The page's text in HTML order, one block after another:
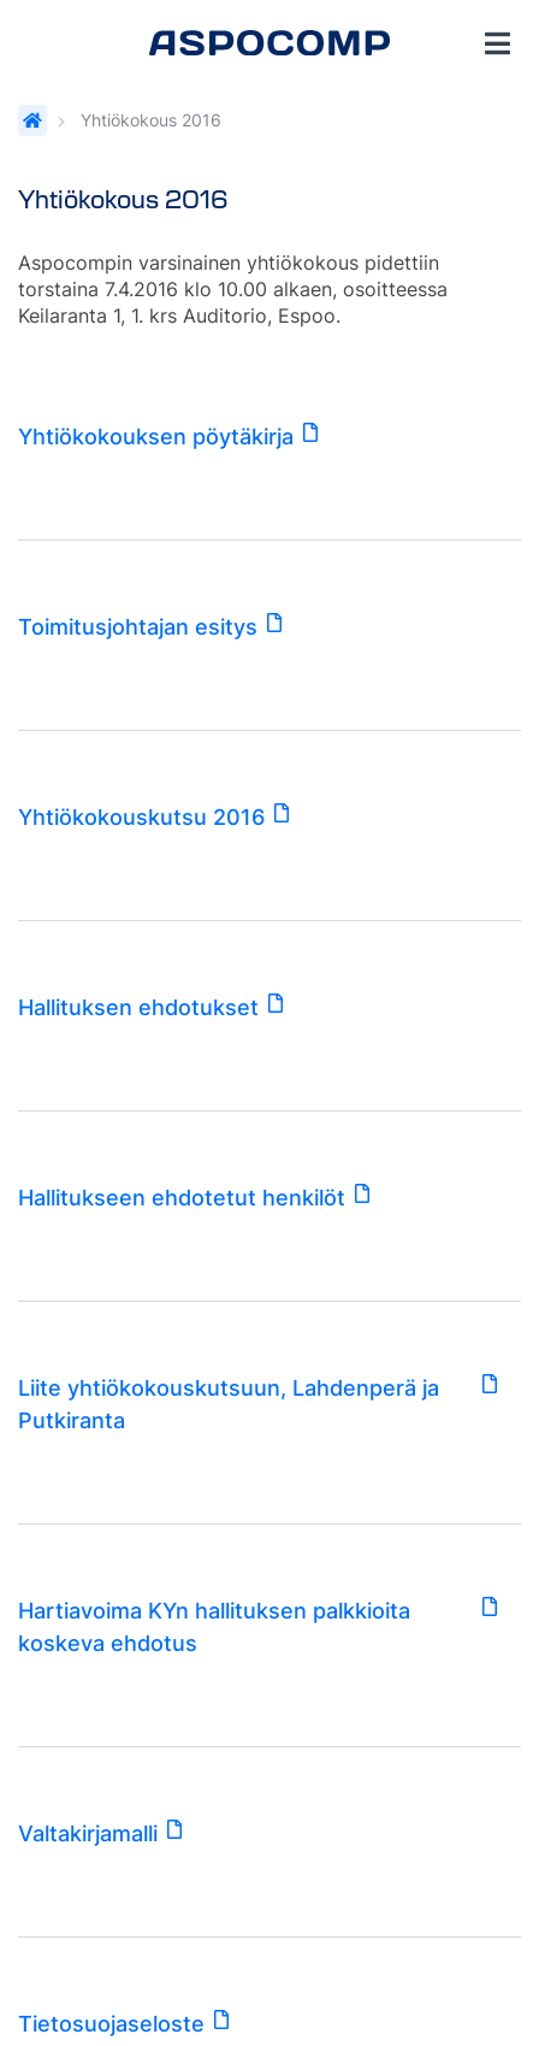
Yhtiökokous 2016
Yhtiökokous 2016
Aspocompin varsinainen yhtiökokous pidettiin
torstaina 7.4.2016 klo 10.00 alkaen, osoitteessa
Keilaranta 1, 1. krs Auditorio, Espoo.
Yhtiökokouksen pöytäkirja
Toimitusjohtajan esitys
Yhtiökokouskutsu 2016
Hallituksen ehdotukset
Hallitukseen ehdotetut henkilöt
Liite yhtiökokouskutsuun, Lahdenperä ja
Putkiranta
Hartiavoima KYn hallituksen palkkioita
koskeva ehdotus
Valtakirjamalli
Tietosuojaseloste